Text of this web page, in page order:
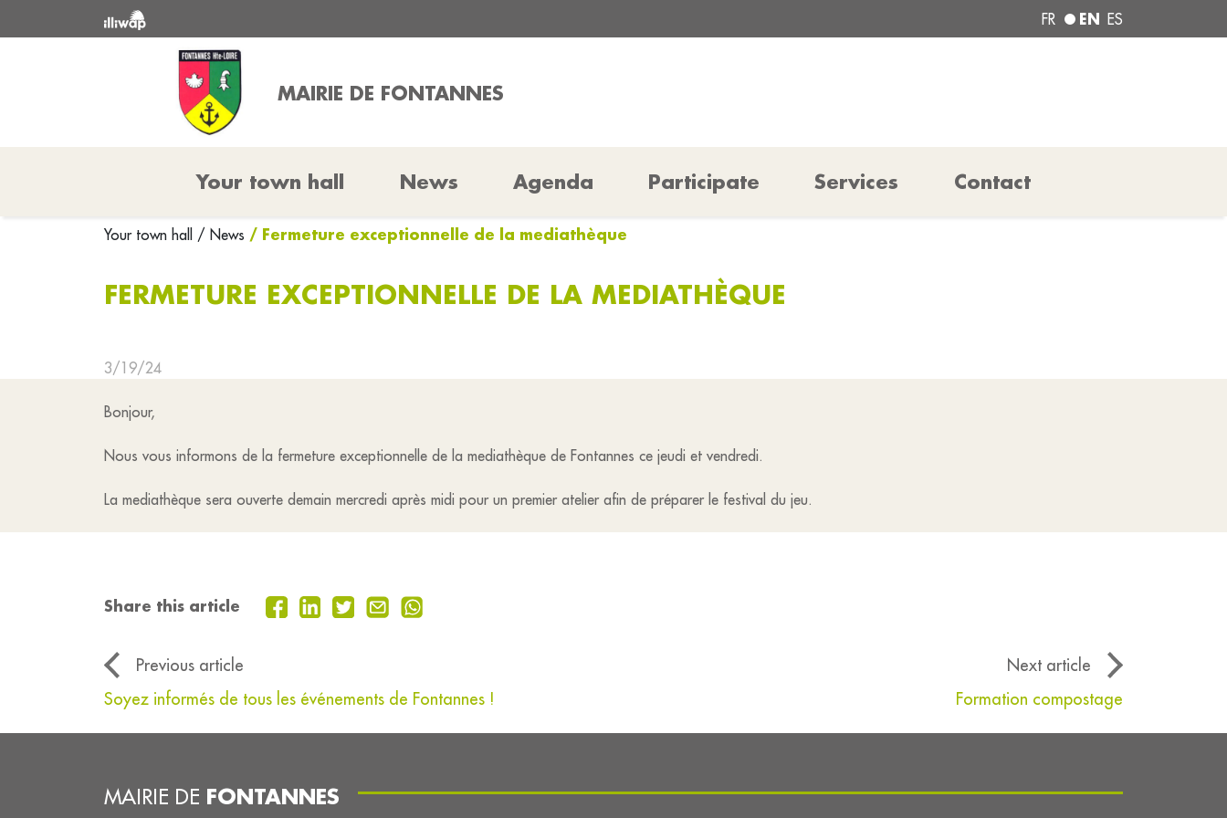
FR EN ES
MAIRIE DE FONTANNES
Your town hall News Agenda Participate Services Contact
Your town hall / News / Fermeture exceptionnelle de la mediathèque
FERMETURE EXCEPTIONNELLE DE LA MEDIATHÈQUE
3/19/24
Bonjour,
Nous vous informons de la fermeture exceptionnelle de la mediathèque de Fontannes ce jeudi et vendredi.
La mediathèque sera ouverte demain mercredi après midi pour un premier atelier afin de préparer le festival du jeu.
Share this article
Previous article
Next article
Soyez informés de tous les événements de Fontannes !
Formation compostage
MAIRIE DE FONTANNES